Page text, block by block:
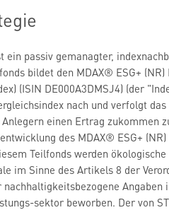
ein passiv gemanagter,
bildet den MDAX® ESG+ (NR)
(ISIN DE000A3DMSJ4) (der
nach und verfolgt das
einen Ertrag zukommen
des MDAX® ESG+ (NR)
Teilfonds werden
im Sinne des Artikels 8 der
nachhaltigkeitsbezogene Angaben
sektor beworben. Der von